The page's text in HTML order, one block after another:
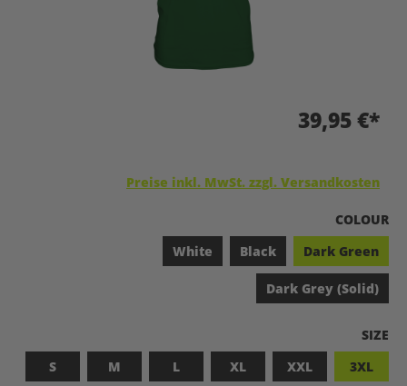
39,95 €*
Preise inkl. MwSt. zzgl. Versandkosten
COLOUR
White
Black Dark Green
Dark Grey (Solid)
SIZE
S
M L XL XXL 3XL